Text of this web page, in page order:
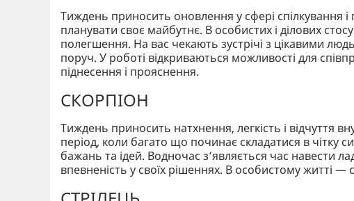
Тиждень приносить оновлення у сфері спілкування
планувати своє майбутнє. В особистих і ділових
полегшення. На вас чекають зустрічі з цікавими
поруч. У роботі відкриваються можливості для
піднесення і прояснення.
СКОРПІОН
Тиждень приносить натхнення, легкість і відчуття
період, коли багато що починає складатися в чітку
бажань та ідей. Водночас з’являється час навести
впевненість у своїх рішеннях. В особистому житті —